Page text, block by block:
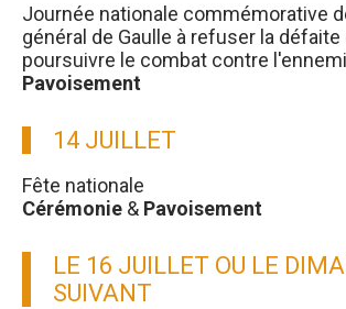
Journée nationale commémorative
général de Gaulle à refuser la défaite
poursuivre le combat contre l'ennemi
Pavoisement
14 JUILLET
Fête nationale
Cérémonie & Pavoisement
LE 16 JUILLET OU LE
SUIVANT